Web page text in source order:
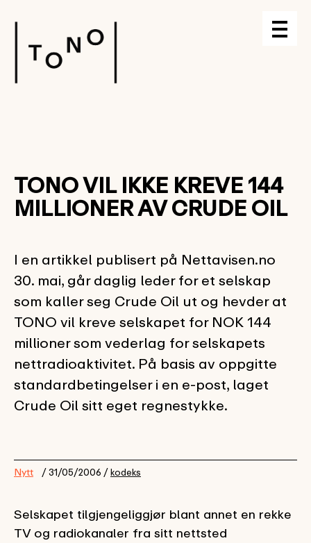
TONO VIL IKKE KREVE 144
MILLIONER AV CRUDE OIL
I en artikkel publisert på Nettavisen.no
30. mai, går daglig leder for et selskap
som kaller seg Crude Oil ut og hevder at
TONO vil kreve selskapet for NOK 144
millioner som vederlag for selskapets
nettradioaktivitet. På basis av oppgitte
standardbetingelser i en e-post, laget
Crude Oil sitt eget regnestykke.
Nytt / 31/05/2006 /kodeks
Selskapet tilgjengeliggjør blant annet en rekke
TV og radiokanaler fra sitt nettsted